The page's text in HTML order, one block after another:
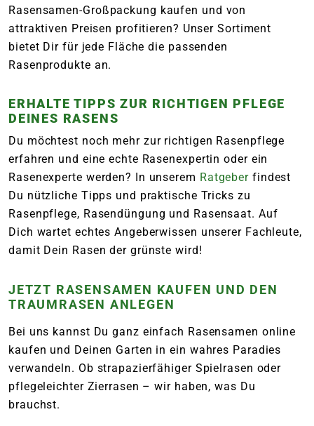
Rasensamen-Großpackung kaufen und von
attraktiven Preisen profitieren? Unser Sortiment
bietet Dir für jede Fläche die passenden
Rasenprodukte an.
ERHALTE TIPPS ZUR RICHTIGEN PFLEGE
DEINES RASENS
Du möchtest noch mehr zur richtigen Rasenpflege
erfahren und eine echte Rasenexpertin oder ein
Rasenexperte werden? In unserem Ratgeber findest
Du nützliche Tipps und praktische Tricks zu
Rasenpflege, Rasendüngung und Rasensaat. Auf
Dich wartet echtes Angeberwissen unserer Fachleute,
damit Dein Rasen der grünste wird!
JETZT RASENSAMEN KAUFEN UND DEN
TRAUMRASEN ANLEGEN
Bei uns kannst Du ganz einfach Rasensamen online
kaufen und Deinen Garten in ein wahres Paradies
verwandeln. Ob strapazierfähiger Spielrasen oder
pflegeleichter Zierrasen – wir haben, was Du
brauchst.